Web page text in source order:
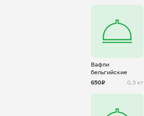
Вафли
бельгийские
650₽
0,3 кг